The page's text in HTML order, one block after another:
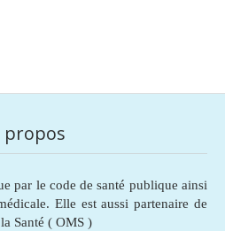
propos
par le code de santé publique ainsi
Elle est aussi partenaire de
Santé ( OMS )